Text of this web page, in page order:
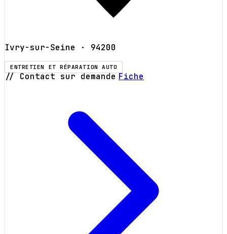
Ivry-sur-Seine · 94200
ENTRETIEN ET RÉPARATION AUTO
// Contact sur demande Fiche